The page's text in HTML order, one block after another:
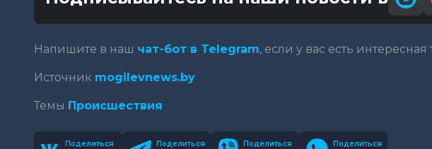
Напишите в наш чат-бот в Telegram, если у вас есть интересная
Источник mogilevnews.by
Темы Происшествия
Поделиться
Поделиться
Поделиться
Поделиться